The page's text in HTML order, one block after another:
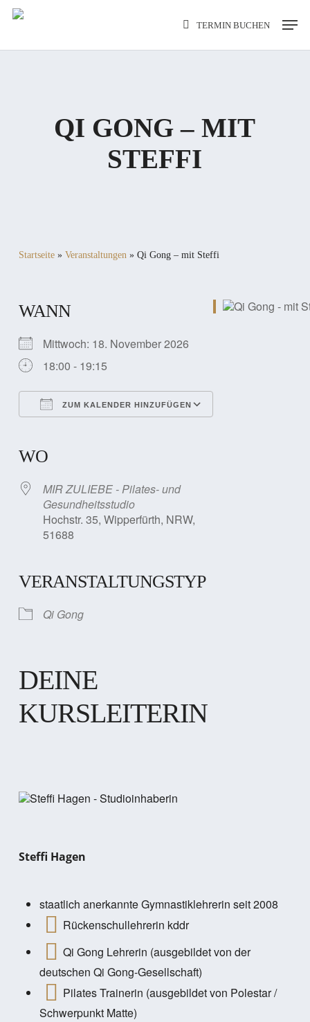
Skip
TERMIN BUCHEN
Menu
QI GONG – MIT
STEFFI
Startseite» Veranstaltungen» Qi Gong – mit Steffi
WANN
Mittwoch: 18. November 2026
18:00 - 19:15
ZUM KALENDER HINZUFÜGEN
WO
MIR ZULIEBE - Pilates- und
Gesundheitsstudio
Hochstr. 35, Wipperfürth, NRW,
51688
VERANSTALTUNGSTYP
Qi Gong
DEINE
KURSLEITERIN
Steffi Hagen
staatlich anerkannte Gymnastiklehrerin seit 2008
Rückenschullehrerin kddr
Qi Gong Lehrerin (ausgebildet von der
deutschen Qi Gong-Gesellschaft)
Pilates Trainerin (ausgebildet von Polestar /
Schwerpunkt Matte)